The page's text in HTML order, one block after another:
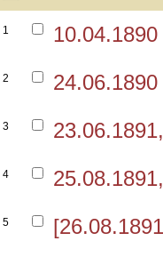
1
2
3
4
5